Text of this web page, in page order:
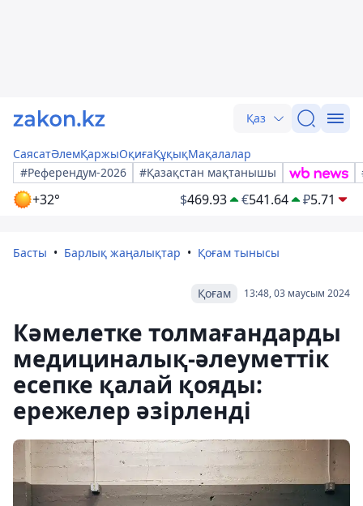
Қаз
СаясатӘлемҚаржыОқиғаҚұқықМақалалар
#Референдум-2026
#Қазақстан мақтанышы
+32° $469.93 €541.64 ₽5.71
Басты Барлық жаңалықтар Қоғам тынысы
13:48, 03 маусым 2024
Қоғам
Кәмелетке толмағандарды
медициналық-әлеуметтік
есепке қалай қояды:
ережелер әзірленді